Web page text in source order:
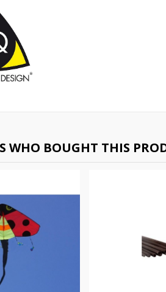
WHO BOUGHT THIS